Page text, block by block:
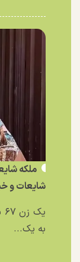
شایعات و
به یک...